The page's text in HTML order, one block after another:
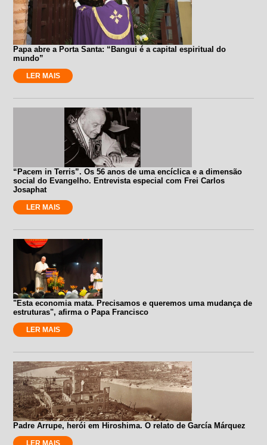
Papa abre a Porta Santa: “Bangui é a capital espiritual do
mundo”
LER MAIS
“Pacem in Terris”. Os 56 anos de uma encíclica e a dimensão
social do Evangelho. Entrevista especial com Frei Carlos
Josaphat
LER MAIS
"Esta economia mata. Precisamos e queremos uma mudança de
estruturas", afirma o Papa Francisco
LER MAIS
Padre Arrupe, herói em Hiroshima. O relato de García Márquez
LER MAIS